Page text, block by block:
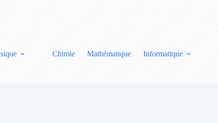
Chimie Mathématique Informatique